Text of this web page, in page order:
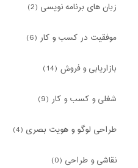
زبان های برنامه نویسی (2)
موفقیت در کسب و کار (6)
بازاریابی و فروش (14)
شغلی و کسب و کار (9)
طراحی لوگو و هویت بصری (4)
نقاشی و طراحی (0)